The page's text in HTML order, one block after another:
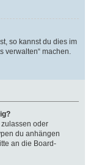
so kannst du dies im
verwalten“ machen.
oder
du anhängen
an die Board-